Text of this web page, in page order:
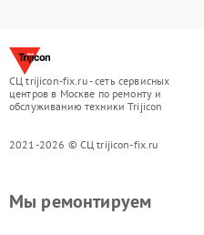
СЦ trijicon-fix.ru - сеть сервисных
центров в Москве по ремонту и
обслуживанию техники Trijicon
2021-2026 © СЦ trijicon-fix.ru
Мы ремонтируем